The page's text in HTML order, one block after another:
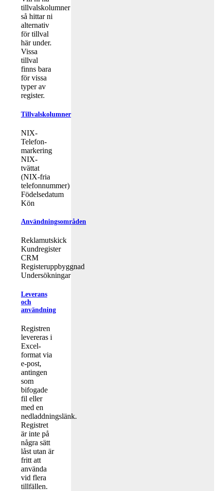
tillvalskolumner
så hittar ni
alternativ
för tillval
här under.
Vissa
tillval
finns bara
för vissa
typer av
register.
Tillvalskolumner
NIX-
Telefon-
markering
NIX-
tvättat
(NIX-fria
telefonnummer)
Födelsedatum
Kön
Användningsområden
Reklamutskick
Kundregister
CRM
Registeruppbyggnad
Undersökningar
Leverans
och
användning
Registren
levereras i
Excel-
format via
e-post,
antingen
som
bifogade
fil eller
med en
nedladdningslänk.
Registret
är inte på
några sätt
låst utan är
fritt att
använda
vid flera
tillfällen.